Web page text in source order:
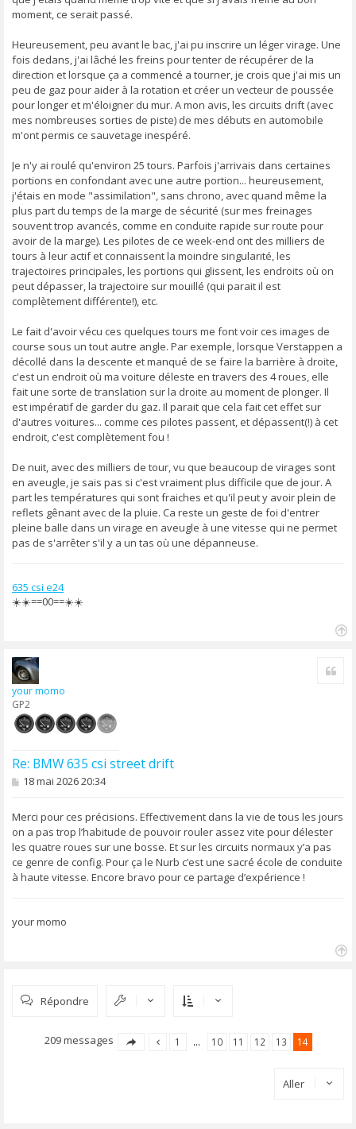
moment, ce serait passé.
Heureusement, peu avant le bac, j'ai pu inscrire un léger virage. Une
fois dedans, j'ai lâché les freins pour tenter de récupérer de la
direction et lorsque ça a commencé a tourner, je crois que j'ai mis un
peu de gaz pour aider à la rotation et créer un vecteur de poussée
pour longer et m'éloigner du mur. A mon avis, les circuits drift (avec
mes nombreuses sorties de piste) de mes débuts en automobile
m'ont permis ce sauvetage inespéré.
Je n'y ai roulé qu'environ 25 tours. Parfois j'arrivais dans certaines
portions en confondant avec une autre portion... heureusement,
j'étais en mode "assimilation", sans chrono, avec quand même la
plus part du temps de la marge de sécurité (sur mes freinages
souvent trop avancés, comme en conduite rapide sur route pour
avoir de la marge). Les pilotes de ce week-end ont des milliers de
tours à leur actif et connaissent la moindre singularité, les
trajectoires principales, les portions qui glissent, les endroits où on
peut dépasser, la trajectoire sur mouillé (qui parait il est
complètement différente!), etc.
Le fait d'avoir vécu ces quelques tours me font voir ces images de
course sous un tout autre angle. Par exemple, lorsque Verstappen a
décollé dans la descente et manqué de se faire la barrière à droite,
c'est un endroit où ma voiture déleste en travers des 4 roues, elle
fait une sorte de translation sur la droite au moment de plonger. Il
est impératif de garder du gaz. Il parait que cela fait cet effet sur
d'autres voitures... comme ces pilotes passent, et dépassent(!) à cet
endroit, c'est complètement fou !
De nuit, avec des milliers de tour, vu que beaucoup de virages sont
en aveugle, je sais pas si c'est vraiment plus difficile que de jour. A
part les températures qui sont fraiches et qu'il peut y avoir plein de
reflets gênant avec de la pluie. Ca reste un geste de foi d'entrer
pleine balle dans un virage en aveugle à une vitesse qui ne permet
pas de s'arrêter s'il y a un tas où une dépanneuse.
635 csi e24
☀️☀️==00==☀️☀️
your momo
GP2
Re: BMW 635 csi street drift
M
s
a
g
e
18 mai 2026 20:34
Merci pour ces précisions. Effectivement dans la vie de tous les jours
on a pas trop l’habitude de pouvoir rouler assez vite pour délester
les quatre roues sur une bosse. Et sur les circuits normaux y’a pas
ce genre de config. Pour ça le Nurb c’est une sacré école de conduite
à haute vitesse. Encore bravo pour ce partage d’expérience !
your momo
Répondre
209 messages 1 … 10 11 12 13 14
Aller